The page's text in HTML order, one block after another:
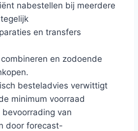
nabestellen bij meerdere
en transfers
en zodoende
besteladvies verwittigt
minimum voorraad
van
door forecast-